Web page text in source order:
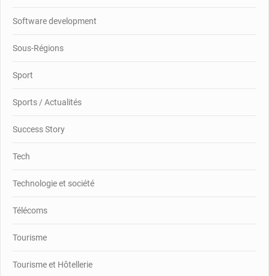
Software development
Sous-Régions
Sport
Sports / Actualités
Success Story
Tech
Technologie et société
Télécoms
Tourisme
Tourisme et Hôtellerie